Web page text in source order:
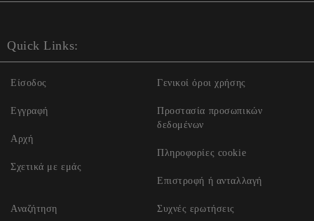
Quick Links:
Είσοδος
Εγγραφή
Αρχή
Σχετικά με εμάς
Γενικοί όροι χρήσης
Προστασία προσωπικών
δεδομένων
Πληροφορίες cookie
Επιστροφή ή ανταλλαγή
Αναζήτηση Συχνές ερωτήσεις